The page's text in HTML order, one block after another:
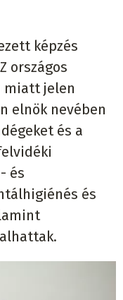
képzés
országos
miatt jelen
elnök nevében
és a
és
és